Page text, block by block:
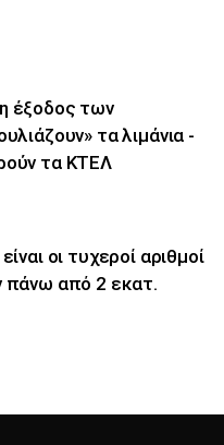
έξοδος των
τα λιμάνια -
τα ΚΤΕΛ
οι τυχεροί αριθμοί
πάνω από 2 εκατ.